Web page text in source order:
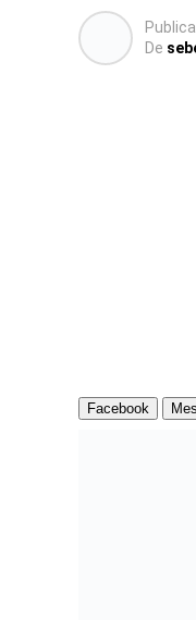
De
Facebook